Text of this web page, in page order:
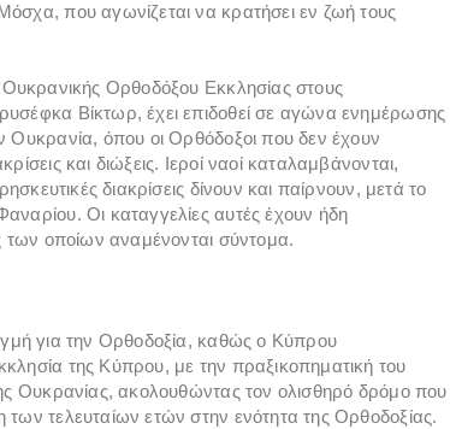
που αγωνίζεται να κρατήσει εν ζωή τους
Ορθοδόξου Εκκλησίας στους
Βίκτωρ, έχει επιδοθεί σε αγώνα ενημέρωσης
Ουκρανία, όπου οι Ορθόδοξοι που δεν έχουν
και διώξεις. Ιεροί ναοί καταλαμβάνονται,
διακρίσεις δίνουν και παίρνουν, μετά το
Οι καταγγελίες αυτές έχουν ήδη
των οποίων αναμένονται σύντομα.
για την Ορθοδοξία, καθώς ο Κύπρου
της Κύπρου, με την πραξικοπηματική του
Ουκρανίας, ακολουθώντας τον ολισθηρό δρόμο που
τελευταίων ετών στην ενότητα της Ορθοδοξίας.